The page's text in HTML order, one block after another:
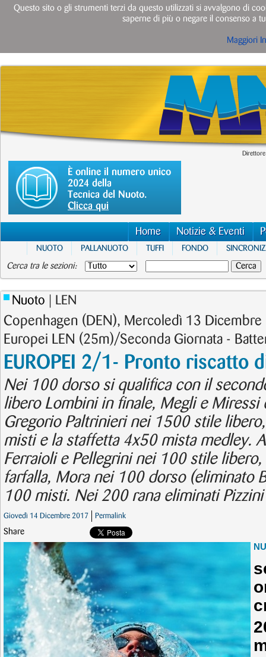
È online il numero unico
2024 della
Tecnica del Nuoto.
Clicca qui
Home Notizie & Eventi
NUOTO PALLANUOTO TUFFI FONDO
Cerca tra le sezioni:
Nuoto | LEN
Copenhagen (DEN), Mercoledì 13
Europei LEN (25m)/Seconda Giornata -
EUROPEI 2/1- Pronto riscatto
Nei 100 dorso si qualifica con il
libero Lombini in finale, Megli e Miressi
Gregorio Paltrinieri nei 1500 stile
misti e la staffetta 4x50 mista medley.
Ferraioli e Pellegrini nei 100 stile
farfalla, Mora nei 100 dorso (eliminato
100 misti. Nei 200 rana eliminati
Giovedì 14 Dicembre 2017 Permalink
Share
Questo sito o gli strumenti terzi da questo utilizzati si avvalgono di
saperne di più o negare il consenso a
Maggiori